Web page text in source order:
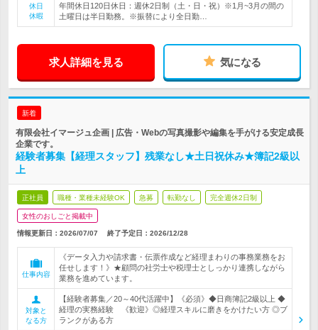
休日
休暇
年間休日120日休日：週休2日制（土・日・祝）※1月~3月の間の
土曜日は半日勤務。※振替により全日勤…
求人詳細を見る 気になる
新着
有限会社イマージュ企画 | 広告・Webの写真撮影や編集を手がける安定成長
企業です。
経験者募集【経理スタッフ】残業なし★土日祝休み★簿記2級以
上
正社員 職種・業種未経験OK 急募 転勤なし 完全週休2日制
女性のおしごと掲載中
情報更新日：2026/07/07 終了予定日： 2026/12/28
仕事内容
《データ入力や請求書・伝票作成など経理まわりの事務業務をお
任せします！》★顧問の社労士や税理士としっかり連携しながら
業務を進めています。
対象と
なる方
【経験者募集／20～40代活躍中】《必須》◆日商簿記2級以上 ◆
経理の実務経験 《歓迎》◎経理スキルに磨きをかけたい方 ◎ブ
ランクがある方